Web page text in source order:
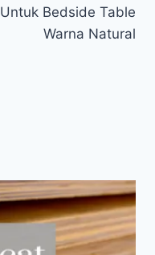
Untuk Bedside Table
Warna Natural